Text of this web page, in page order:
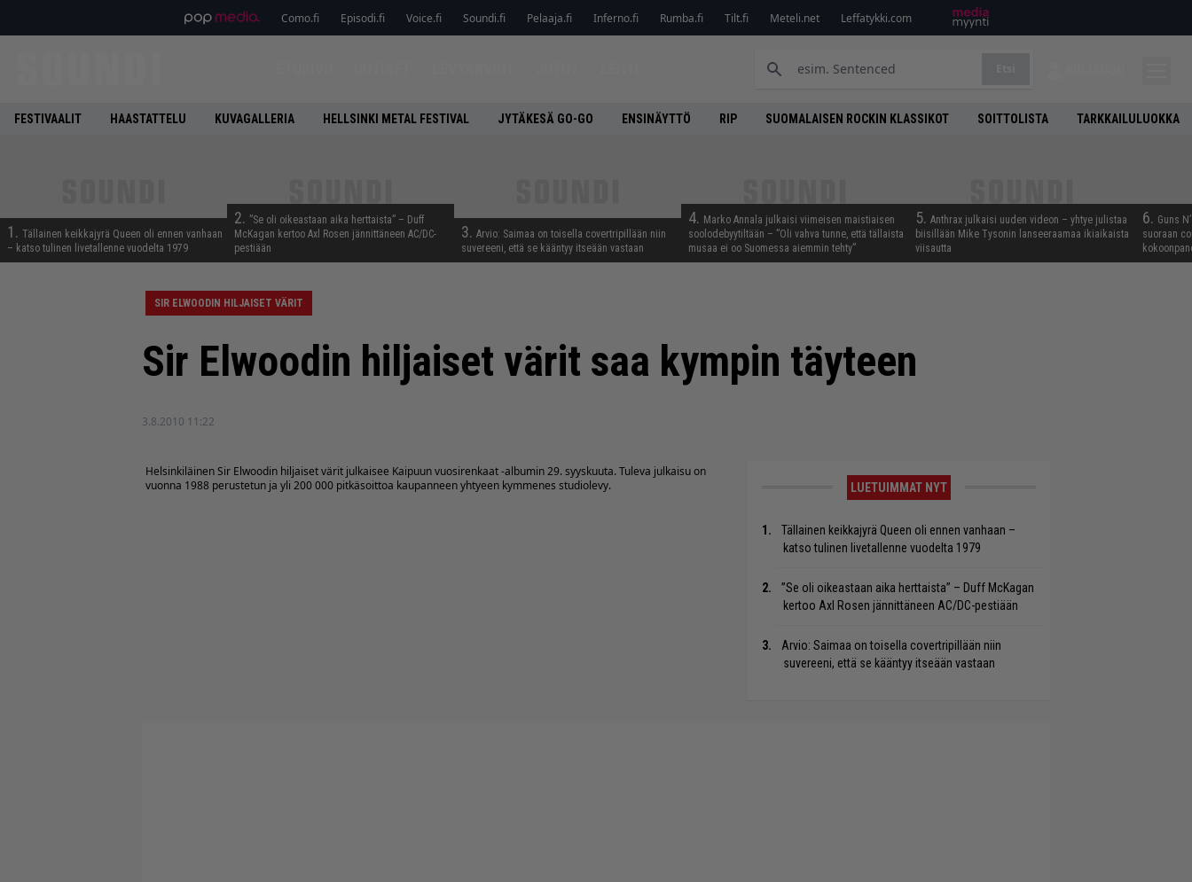
Como.fi Episodi.fi Voice.fi Soundi.fi Pelaaja.fi Inferno.fi Rumba.fi Tilt.fi Meteli.net Leffatykki.com
FESTIVAALIT HAASTATTELU KUVAGALLERIA HELLSINKI METAL FESTIVAL JYTÄKESÄ GO-GO ENSINÄYTTÖ RIP SUOMALAISEN ROCKIN KLASSIKOT SOITTOLISTA TARKKAILULUOKKA
1. Tällainen keikkajyrä Queen oli ennen vanhaan
– katso tulinen livetallenne vuodelta 1979
2. ”Se oli oikeastaan aika herttaista” – Duff
McKagan kertoo Axl Rosen jännittäneen AC/DC-
pestiään
3. Arvio: Saimaa on toisella covertripillään niin
suvereeni, että se kääntyy itseään vastaan
4. Marko Annala julkaisi viimeisen maistiaisen
soolodebyytiltään – ”Oli vahva tunne, että tällaista
musaa ei oo Suomessa aiemmin tehty”
5. Anthrax julkaisi uuden videon – yhtye julistaa
biisillään Mike Tysonin lanseeraamaa ikiaikaista
viisautta
6. Guns
suoraan
SIR ELWOODIN HILJAISET VÄRIT
Sir Elwoodin hiljaiset värit saa kympin täyteen
3.8.2010 11:22
HelsinkiläinenSir Elwoodin hiljaiset värit julkaisee Kaipuun vuosirenkaat -albumin 29. syyskuuta. Tuleva julkaisu on
vuonna 1988 perustetun ja yli 200 000 pitkäsoittoa kaupanneen yhtyeen kymmenes studiolevy.
LUETUIMMAT NYT
Tällainen keikkajyrä Queen oli ennen vanhaan –
katso tulinen livetallenne vuodelta 1979
”Se oli oikeastaan aika herttaista” – Duff McKagan
kertoo Axl Rosen jännittäneen AC/DC-pestiään
Arvio: Saimaa on toisella covertripillään niin
suvereeni, että se kääntyy itseään vastaan